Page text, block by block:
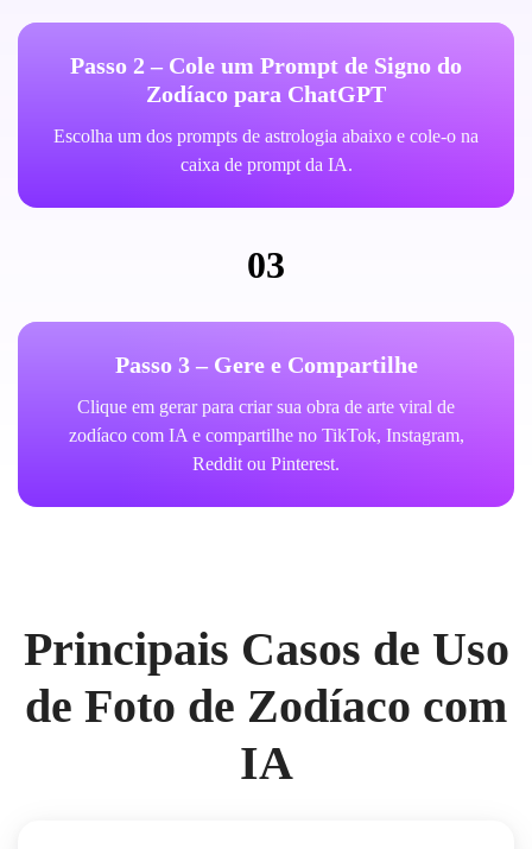
Passo 2 – Cole um Prompt de Signo do
Zodíaco para ChatGPT
Escolha um dos prompts de astrologia abaixo e cole-o na
caixa de prompt da IA.
03
Passo 3 – Gere e Compartilhe
Clique em gerar para criar sua obra de arte viral de
zodíaco com IA e compartilhe no TikTok, Instagram,
Reddit ou Pinterest.
Principais Casos de Uso
de Foto de Zodíaco com
IA